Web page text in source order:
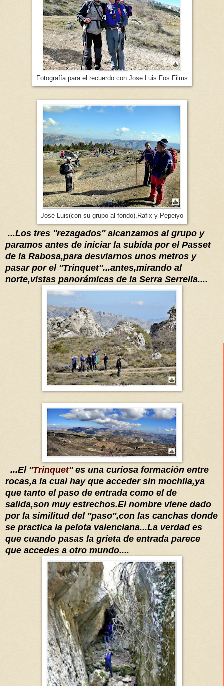
Fotografía para el recuerdo con Jose Luis Fos Films
José Luis(con su grupo al fondo),Rafix y Pepeiyo
...Los tres ''rezagados'' alcanzamos al grupo y
paramos antes de iniciarla subida por elPasset
de la Rabosa,para desviarnos unos metros y
pasar por el ''Trinquet''...antes,mirando al
norte,vistas panorámicas de la Serra Serrella....
...El ''Trinquet'' es una curiosa formación entre
rocas,a la cual hay que acceder sin mochila,ya
que tanto el paso de entrada como el de
salida,son muy estrechos.El nombre viene dado
por la similitud del ''paso'',con las canchas donde
se practica la pelota valenciana...La verdad es
que cuando pasas la grieta de entrada parece
que accedes a otro mundo....